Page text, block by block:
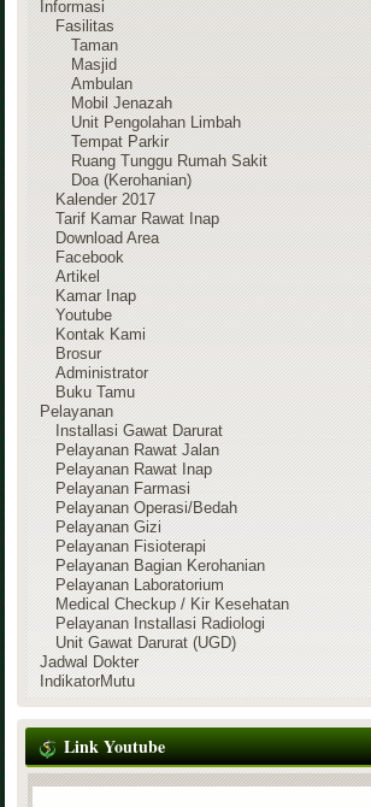
Informasi
Fasilitas
Taman
Masjid
Ambulan
Mobil Jenazah
Unit Pengolahan Limbah
Tempat Parkir
Ruang Tunggu Rumah Sakit
Doa (Kerohanian)
Kalender 2017
Tarif Kamar Rawat Inap
Download Area
Facebook
Artikel
Kamar Inap
Youtube
Kontak Kami
Brosur
Administrator
Buku Tamu
Pelayanan
Installasi Gawat Darurat
Pelayanan Rawat Jalan
Pelayanan Rawat Inap
Pelayanan Farmasi
Pelayanan Operasi/Bedah
Pelayanan Gizi
Pelayanan Fisioterapi
Pelayanan Bagian Kerohanian
Pelayanan Laboratorium
Medical Checkup / Kir Kesehatan
Pelayanan Installasi Radiologi
Unit Gawat Darurat (UGD)
Jadwal Dokter
IndikatorMutu
Link Youtube